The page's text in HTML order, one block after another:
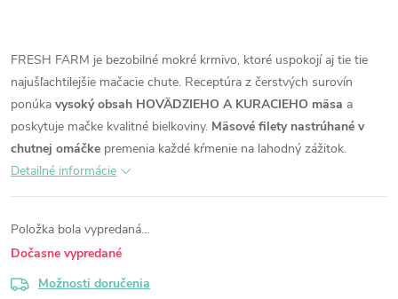
FRESH FARM je bezobilné mokré krmivo, ktoré uspokojí aj tie tie
najušľachtilejšie mačacie chute. Receptúra z čerstvých surovín
ponúka vysoký obsah HOVÄDZIEHO A KURACIEHO mäsa a
poskytuje mačke kvalitné bielkoviny. Mäsové filety nastrúhané v
chutnej omáčke premenia každé kŕmenie na lahodný zážitok.
Detailné informácie
Položka bola vypredaná…
Dočasne vypredané
Možnosti doručenia